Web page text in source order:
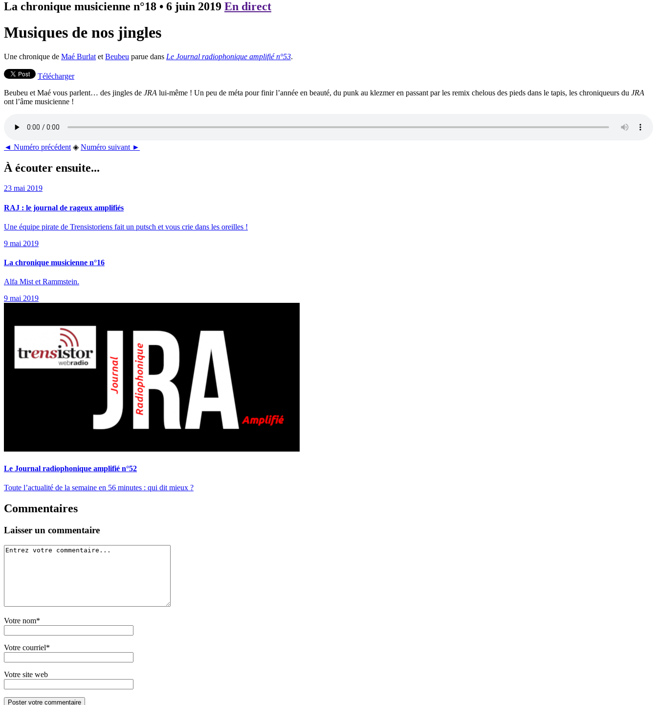
La chronique musicienne n°18 • 6 juin 2019 En direct
Musiques de nos jingles
Une chronique de Maé Burlat et Beubeu parue dans Le Journal radiophonique amplifié n°53.
Télécharger
Beubeu et Maé vous parlent… des jingles de JRA lui-même ! Un peu de méta pour finir l’année en beauté, du punk au klezmer en passant par les remix chelous des pieds dans le tapis, les chroniqueurs du JRA
ont l’âme musicienne !
◄ Numéro précédent ◈ Numéro suivant ►
À écouter ensuite...
23 mai 2019
RAJ : le journal de rageux amplifiés
Une équipe pirate de Trensistoriens fait un putsch et vous crie dans les oreilles !
9 mai 2019
La chronique musicienne n°16
Alfa Mist et Rammstein.
9 mai 2019
Le Journal radiophonique amplifié n°52
Toute l’actualité de la semaine en 56 minutes : qui dit mieux ?
Commentaires
Laisser un commentaire
Votre nom*
Votre courriel*
Votre site web